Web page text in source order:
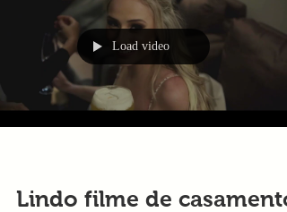
Load video
Lindo filme de casamento